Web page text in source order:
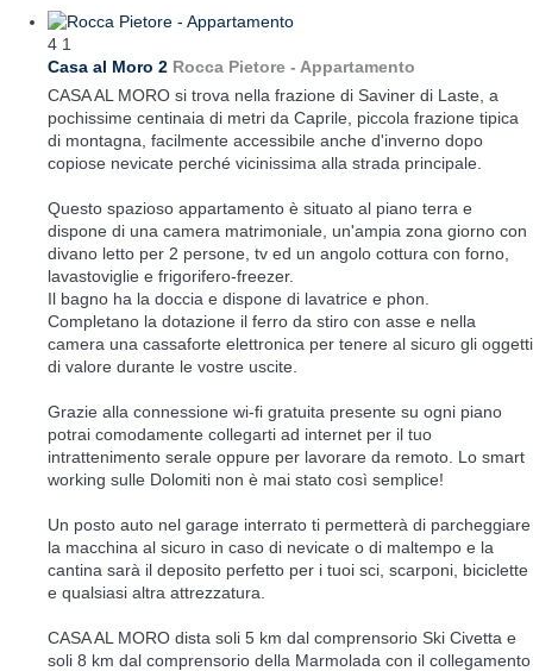
4 1
Casa al Moro 2 Rocca Pietore - Appartamento
CASA AL MORO si trova nella frazione di Saviner di Laste, a
pochissime centinaia di metri da Caprile, piccola frazione tipica
di montagna, facilmente accessibile anche d'inverno dopo
copiose nevicate perché vicinissima alla strada principale.
Questo spazioso appartamento è situato al piano terra e
dispone di una camera matrimoniale, un'ampia zona giorno con
divano letto per 2 persone, tv ed un angolo cottura con forno,
lavastoviglie e frigorifero-freezer.
Il bagno ha la doccia e dispone di lavatrice e phon.
Completano la dotazione il ferro da stiro con asse e nella
camera una cassaforte elettronica per tenere al sicuro gli oggetti
di valore durante le vostre uscite.
Grazie alla connessione wi-fi gratuita presente su ogni piano
potrai comodamente collegarti ad internet per il tuo
intrattenimento serale oppure per lavorare da remoto. Lo smart
working sulle Dolomiti non è mai stato così semplice!
Un posto auto nel garage interrato ti permetterà di parcheggiare
la macchina al sicuro in caso di nevicate o di maltempo e la
cantina sarà il deposito perfetto per i tuoi sci, scarponi, biciclette
e qualsiasi altra attrezzatura.
CASA AL MORO dista soli 5 km dal comprensorio Ski Civetta e
soli 8 km dal comprensorio della Marmolada con il collegamento